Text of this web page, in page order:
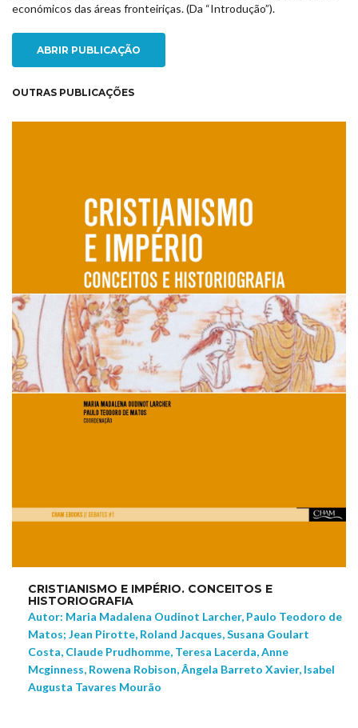
económicos das áreas fronteiriças. (Da “Introdução”).
ABRIR PUBLICAÇÃO
OUTRAS PUBLICAÇÕES
CRISTIANISMO E IMPÉRIO. CONCEITOS E
HISTORIOGRAFIA
Autor: Maria Madalena Oudinot Larcher, Paulo Teodoro de
Matos; Jean Pirotte, Roland Jacques, Susana Goulart
Costa, Claude Prudhomme, Teresa Lacerda, Anne
Mcginness, Rowena Robison, Ângela Barreto Xavier, Isabel
Augusta Tavares Mourão